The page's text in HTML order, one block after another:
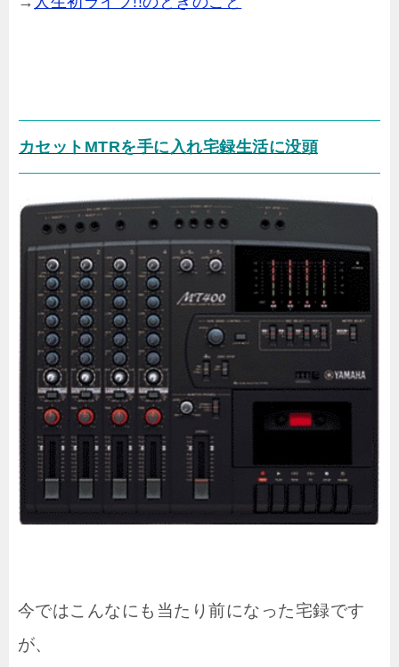
カセットMTRを手に入れ宅録生活に没頭
今ではこんなにも当たり前になった宅録です
が、